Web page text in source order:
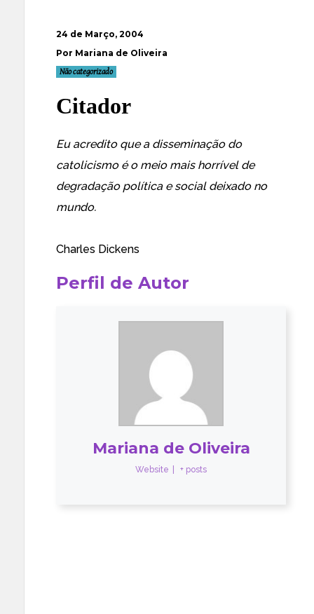
24 de Março, 2004
Por Mariana de Oliveira
Não categorizado
Citador
Eu acredito que a disseminação do
catolicismo é o meio mais horrível de
degradação política e social deixado no
mundo.
Charles Dickens
Perfil de Autor
Mariana de Oliveira
Website + posts